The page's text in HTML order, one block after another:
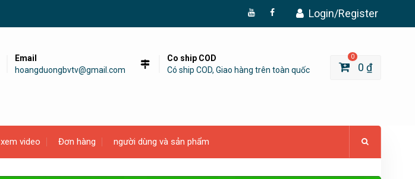
Login/Register
Email
hoangduongbvtv@gmail.com
Co ship COD
Có ship COD, Giao hàng trên toàn quốc
0
0 ₫
xem video Đơn hàng người dùng và sản phẩm